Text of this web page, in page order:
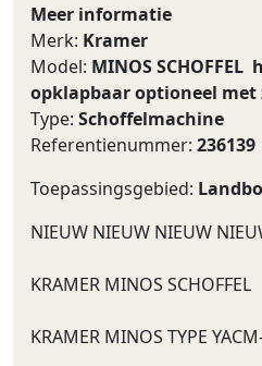
Meer informatie
Merk: Kramer
Model: MINOS
opklapbaar optioneel met
Type: Schoffelmachine
Referentienummer: 236139
Toepassingsgebied:
NIEUW NIEUW NIEUW
KRAMER MINOS SCHOFFEL
KRAMER MINOS TYPE